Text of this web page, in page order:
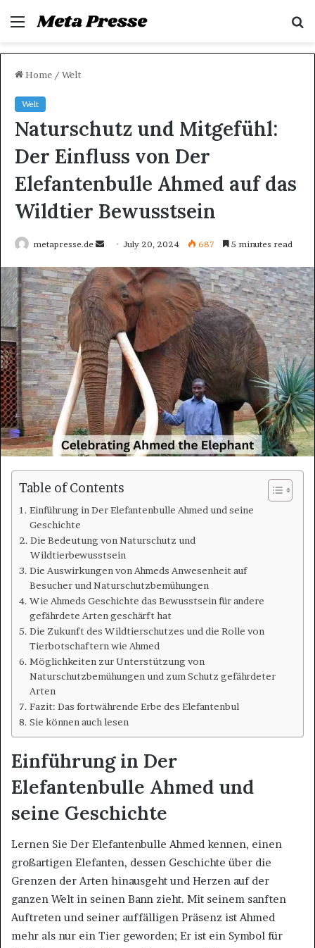
Menu
Home / Welt
Welt
Naturschutz und Mitgefühl:
Der Einfluss von Der
Elefantenbulle Ahmed auf das
Wildtier Bewusstsein
metapresse.de
Send
email
July 20, 2024 687 5 minutes read
Table of Contents
Einführung in Der Elefantenbulle Ahmed und seine
Geschichte
Die Bedeutung von Naturschutz und
Wildtierbewusstsein
Die Auswirkungen von Ahmeds Anwesenheit auf
Besucher und Naturschutzbemühungen
Wie Ahmeds Geschichte das Bewusstsein für andere
gefährdete Arten geschärft hat
Die Zukunft des Wildtierschutzes und die Rolle von
Tierbotschaftern wie Ahmed
Möglichkeiten zur Unterstützung von
Naturschutzbemühungen und zum Schutz gefährdeter
Arten
Fazit: Das fortwährende Erbe des Elefantenbul
Sie können auch lesen
Einführung in Der
Elefantenbulle Ahmed und
seine Geschichte
Lernen Sie Der Elefantenbulle Ahmed kennen, einen
großartigen Elefanten, dessen Geschichte über die
Grenzen der Arten hinausgeht und Herzen auf der
ganzen Welt in seinen Bann zieht. Mit seinem sanften
Auftreten und seiner auffälligen Präsenz ist Ahmed
mehr als nur ein Tier geworden; Er ist ein Symbol für